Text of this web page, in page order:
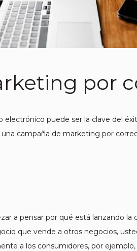
por
puede ser la clave del
campaña de marketing por
a pensar por qué está lanzando
que vende a otros negocios,
a los consumidores, por